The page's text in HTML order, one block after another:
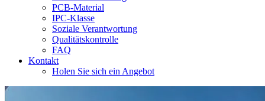
PCB-Material
IPC-Klasse
Soziale Verantwortung
Qualitätskontrolle
FAQ
Kontakt
Holen Sie sich ein Angebot